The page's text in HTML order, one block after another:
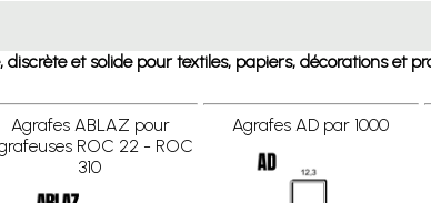
discrète et solide pour textiles, papiers, décorations et
Agrafes ABLAZ pour
ROC 22 - ROC
310
Agrafes AD par 1000